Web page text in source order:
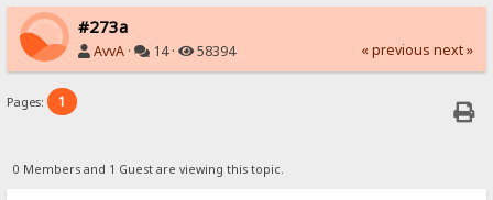
#273a
AvvA · 14 · 58394 « previous next »
Pages: 1
0 Members and 1 Guest are viewing this topic.